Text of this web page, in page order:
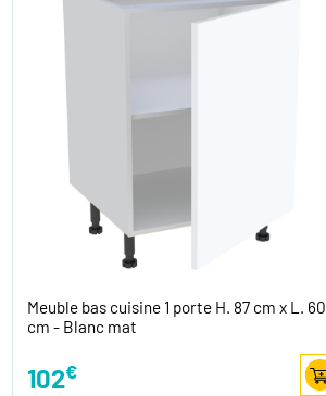
Meuble bas cuisine 1 porte H. 87 cm x L. 60
cm - Blanc mat
102€